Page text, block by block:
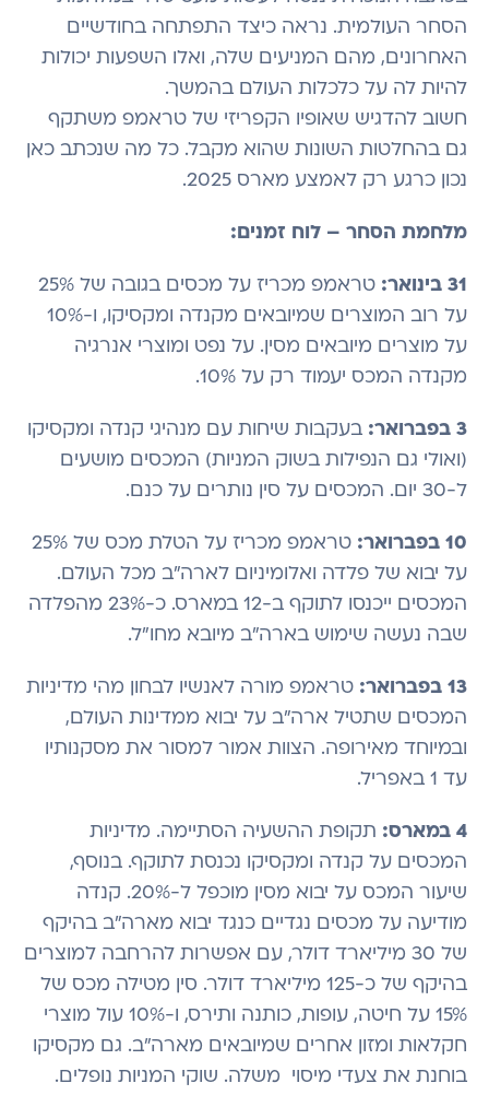
הסחר העולמית. נראה כיצד התפתחה בחודשיים
האחרונים, מהם המניעים שלה, ואלו השפעות יכולות
להיות לה על כלכלות העולם בהמשך.
חשוב להדגיש שאופיו הקפריזי של טראמפ משתקף
גם בהחלטות השונות שהוא מקבל. כל מה שנכתב כאן
נכון כרגע רק לאמצע מארס 2025.
מלחמת הסחר – לוח זמנים:
31 בינואר:
טראמפ מכריז על מכסים בגובה של 25%
על רוב המוצרים שמיובאים מקנדה ומקסיקו, ו-10%
על מוצרים מיובאים מסין. על נפט ומוצרי אנרגיה
מקנדה המכס יעמוד רק על 10%.
3 בפברואר:
בעקבות שיחות עם מנהיגי קנדה ומקסיקו
(ואולי גם הנפילות בשוק המניות) המכסים מושעים
ל-30 יום. המכסים על סין נותרים על כנם.
10 בפברואר:
טראמפ מכריז על הטלת מכס של 25%
על יבוא של פלדה ואלומיניום לארה"ב מכל העולם.
המכסים ייכנסו לתוקף ב-12 במארס. כ-23% מהפלדה
שבה נעשה שימוש בארה"ב מיובא מחו"ל.
13 בפברואר:
טראמפ מורה לאנשיו לבחון מהי מדיניות
המכסים שתטיל ארה"ב על יבוא ממדינות העולם,
ובמיוחד מאירופה. הצוות אמור למסור את מסקנותיו
עד 1 באפריל.
4 במארס:
תקופת ההשעיה הסתיימה. מדיניות
המכסים על קנדה ומקסיקו נכנסת לתוקף. בנוסף,
שיעור המכס על יבוא מסין מוכפל ל-20%. קנדה
מודיעה על מכסים נגדיים כנגד יבוא מארה"ב בהיקף
של 30 מיליארד דולר, עם אפשרות להרחבה למוצרים
בהיקף של כ-125 מיליארד דולר. סין מטילה מכס של
15% על חיטה, עופות, כותנה ותירס, ו-10% עול מוצרי
חקלאות ומזון אחרים שמיובאים מארה"ב. גם מקסיקו
בוחנת את צעדי מיסוי משלה. שוקי המניות נופלים.